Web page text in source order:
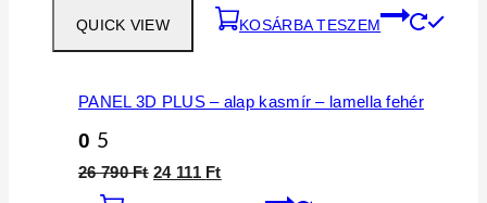
QUICK VIEW KOSÁRBA TESZEM
PANEL 3D PLUS – alap kasmír – lamella fehér
0 5
26 790Ft Original
24 111 FtCurrent